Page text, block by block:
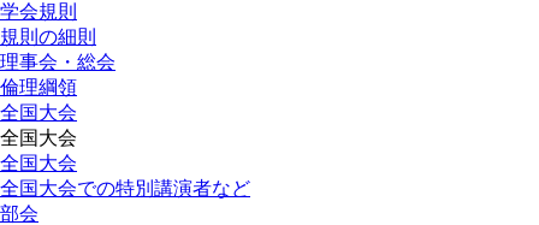
学会規則
規則の細則
理事会・総会
倫理綱領
全国大会
全国大会
全国大会
全国大会での特別講演者など
部会